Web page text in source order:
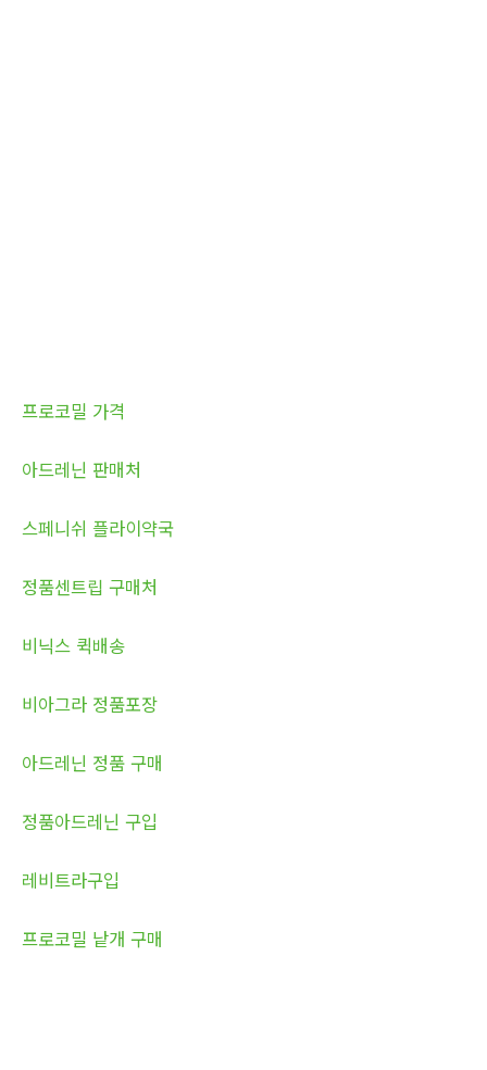
프로코밀 가격
아드레닌 판매처
스페니쉬 플라이약국
정품센트립 구매처
비닉스 퀵배송
비아그라 정품포장
아드레닌 정품 구매
정품아드레닌 구입
레비트라구입
프로코밀 낱개 구매